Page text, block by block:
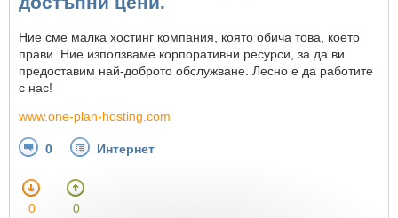
Ние сме малка хостинг компания, която обича това, което
прави. Ние използваме корпоративни ресурси, за да ви
предоставим най-доброто обслужване. Лесно е да работите
с нас!
www.one-plan-hosting.com
0 Интернет
0 0